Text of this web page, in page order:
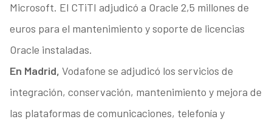
Microsoft. El CTiTI adjudicó a Oracle 2,5 millones de
euros para el mantenimiento y soporte de licencias
Oracle instaladas.
En Madrid, Vodafone se adjudicó los servicios de
integración, conservación, mantenimiento y mejora de
las plataformas de comunicaciones, telefonía y